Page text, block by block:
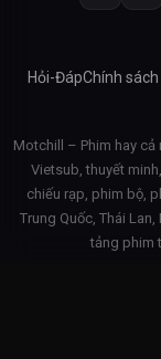
Hỏi-ĐápChính
Motchill – Phim hay
Vietsub, thuyết
chiếu rạp, phim bộ,
Trung Quốc, Thái
tảng phim